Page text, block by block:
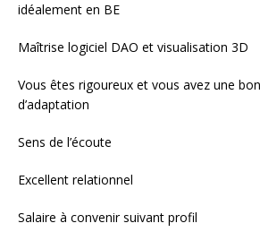
idéalement en BE
Maîtrise logiciel DAO et visualisation 3D
Vous êtes rigoureux et vous avez une
d’adaptation
Sens de l’écoute
Excellent relationnel
Salaire à convenir suivant profil